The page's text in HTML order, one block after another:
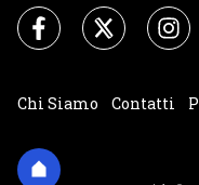
Chi Siamo Contatti